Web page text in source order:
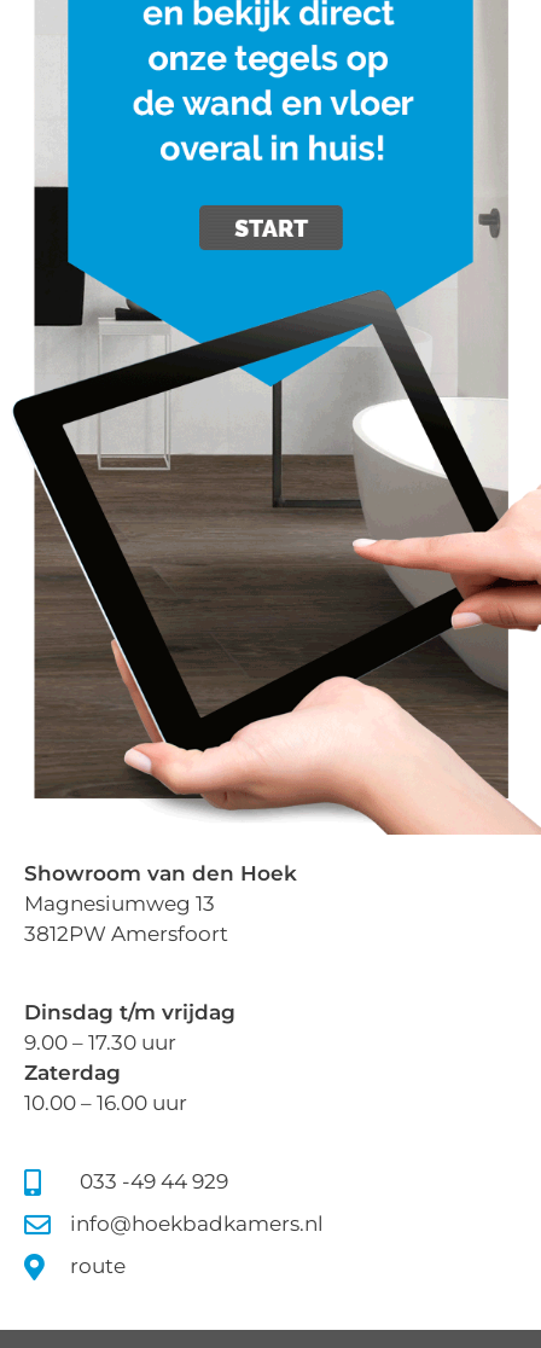
Showroom van den Hoek
Magnesiumweg 13
3812PW Amersfoort
Dinsdag t/m vrijdag
9.00 – 17.30 uur
Zaterdag
10.00 – 16.00 uur
033 -49 44 929
info@hoekbadkamers.nl
route